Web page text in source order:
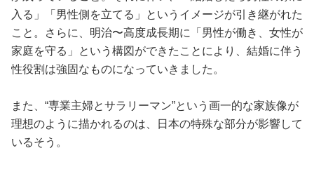
入る」「男性側を立てる」というイメージが引き継がれた
こと。さらに、明治〜高度成長期に「男性が働き、女性が
家庭を守る」という構図ができたことにより、結婚に伴う
性役割は強固なものになっていきました。
また、“専業主婦とサラリーマン”という画一的な家族像が
理想のように描かれるのは、日本の特殊な部分が影響して
いるそう。